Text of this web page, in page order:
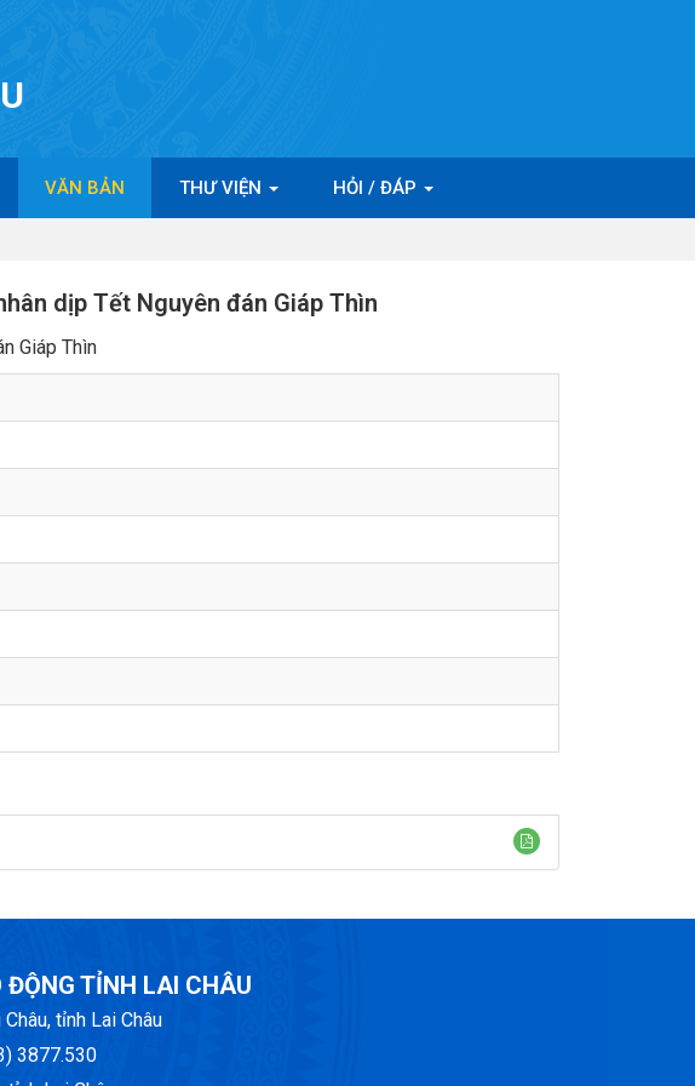
VĂN BẢN THƯ VIỆN HỎI / ĐÁP
dịp Tết Nguyên đán Giáp Thìn
Giáp Thìn
TỈNH LAI CHÂU
tỉnh Lai Châu
3877.530